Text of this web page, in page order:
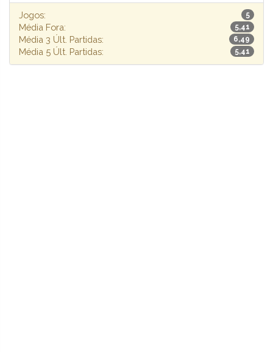
Jogos: 5
Média Fora: 5,41
Média 3 Últ. Partidas: 6,49
Média 5 Últ. Partidas: 5,41